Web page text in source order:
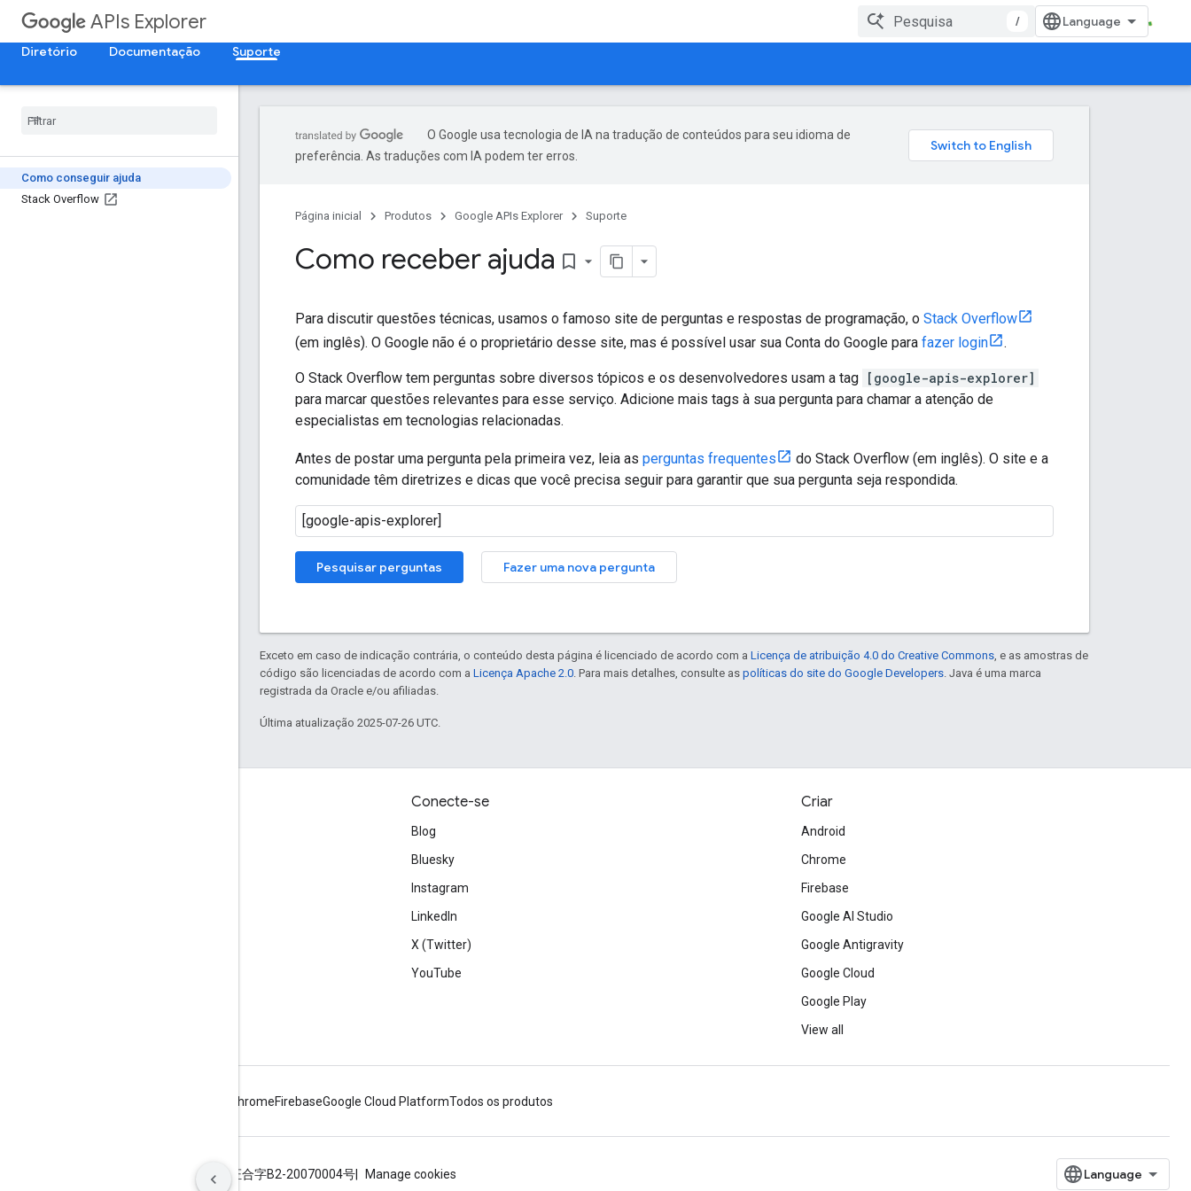
APIs Explorer
/
Diretório
Documentação Suporte
Como conseguir ajuda
Stack Overflow
O Google usa tecnologia de IA na tradução de conteúdos para seu idioma de
preferência. As traduções com IA podem ter erros.
Página inicial Produtos Google APIs Explorer Suporte
Como receber ajuda bookmark_border
Para discutir questões técnicas, usamos o famoso site de perguntas e respostas de programação, o Stack Overflow
(em inglês). O Google não é o proprietário desse site, mas é possível usar sua Conta do Google para fazer login .
O Stack Overflow tem perguntas sobre diversos tópicos e os desenvolvedores usam a tag [google-apis-explorer]
para marcar questões relevantes para esse serviço. Adicione mais tags à sua pergunta para chamar a atenção de
especialistas em tecnologias relacionadas.
Antes de postar uma pergunta pela primeira vez, leia as perguntas frequentes
do Stack Overflow (em inglês). O site e a
comunidade têm diretrizes e dicas que você precisa seguir para garantir que sua pergunta seja respondida.
Pesquisar perguntas Fazer uma nova pergunta
Exceto em caso de indicação contrária, o conteúdo desta página é licenciado de acordo com a Licença de atribuição 4.0 do Creative Commons , e as amostras de
código são licenciadas de acordo com a Licença Apache 2.0 . Para mais detalhes, consulte as políticas do site do Google Developers . Java é uma marca
registrada da Oracle e/ou afiliadas.
Última atualização 2025-07-26 UTC.
Conecte-se
Blog
Bluesky
Instagram
LinkedIn
X (Twitter)
YouTube
Criar
Android
Chrome
Firebase
Google AI Studio
Google Antigravity
Google Cloud
Google Play
View all
ChromeFirebaseGoogle Cloud PlatformTodos os produtos
ICP证合字B2-20070004号 Manage cookies